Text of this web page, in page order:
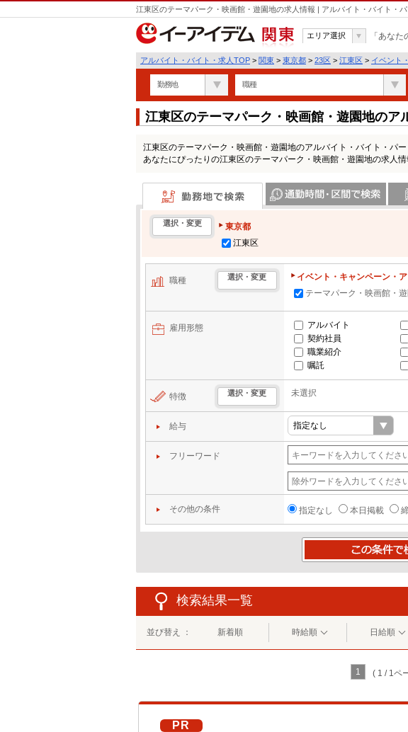
江東区のテーマパーク・映画館・遊園地の求人情報 | アルバイト・バイト・
関東
エリア選択 「あな
アルバイト・バイト・求人TOP > 関東 > 東京都 > 23区 > 江東区 > イベント
勤務地 職種
江東区のテーマパーク・映画館・遊園地のア
江東区のテーマパーク・映画館・遊園地のアルバイト・バイト・パ
あなたにぴったりの江東区のテーマパーク・映画館・遊園地の求人情
勤務地で検索
選択・変更
東京都
江東区
職種 選択・変更
イベント・キャンペーン・
テーマパーク・映画館・
雇用形態 アルバイト
契約社員
職業紹介
嘱託
特徴 選択・変更 未選択
給与
フリーワード
その他の条件 指定なし 本日掲載
検索結果一覧
並び替え ： 新着順 時給順 日給順
1 ( 1 / 1ペ
PR